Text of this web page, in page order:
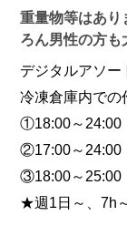
重量物等はあり
ろん男性の方も
デジタルアソ
冷凍倉庫内での
①18:00～24:00
②17:00～24:00
③18:00～25:00
★週1日～、7h